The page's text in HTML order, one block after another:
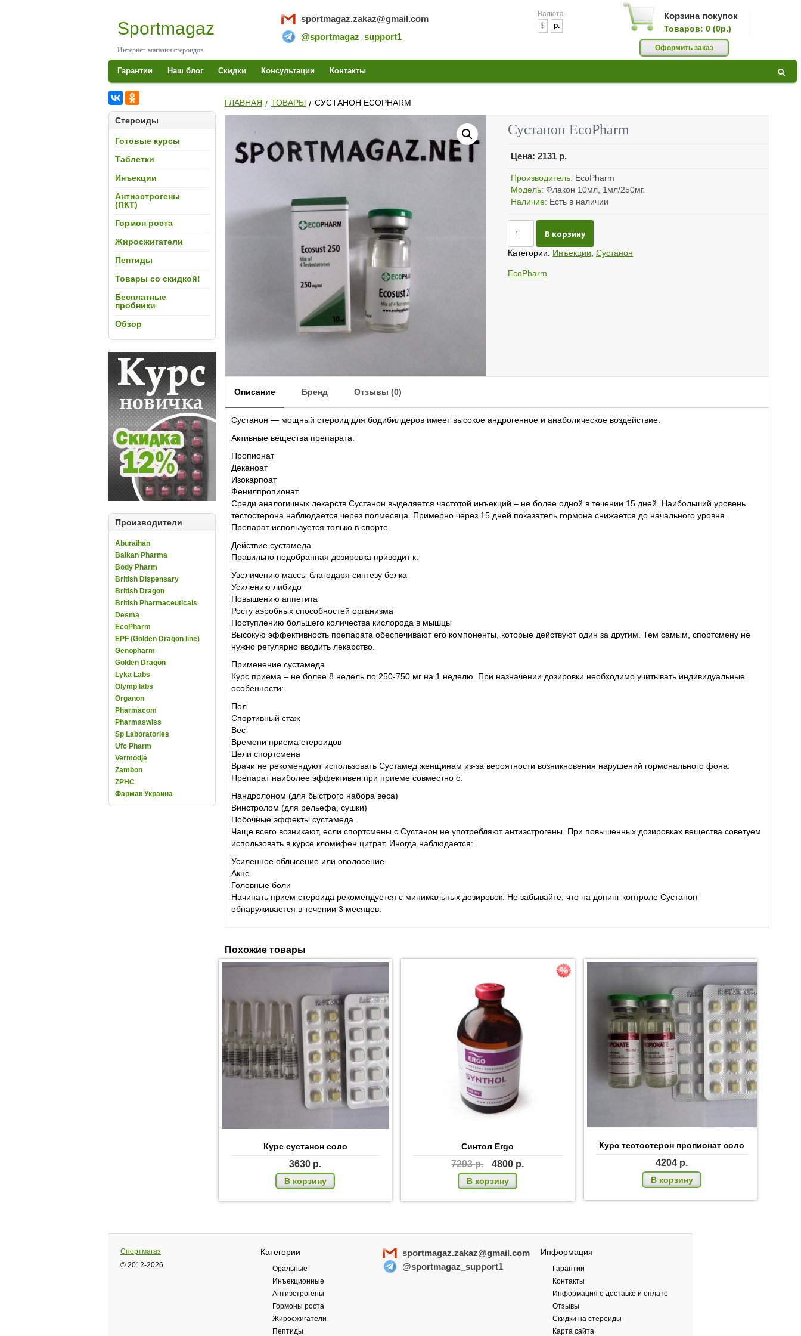
content
Sportmagaz
Интернет-магазин стероидов
sportmagaz.zakaz@gmail.com
@sportmagaz_support1
Валюта
$
p.
Корзина покупок
Товаров: 0 (0р.)
Оформить заказ
SPORTMAGAZ »
КУПИТЬ СТЕРОИДЫ,
ЗАКАЗАТЬ
АНАБОЛИКИ ПО
ПОЧТЕ
СПОРТМАГАЗ
Гарантии Наш блог Скидки Консультации Контакты
Стероиды
Готовые курсы
Таблетки
Инъекции
Антиэстрогены
(ПКТ)
Гормон роста
Жиросжигатели
Пептиды
Товары со скидкой!
Бесплатные
пробники
Обзор
Производители
Aburaihan
Balkan Pharma
Body Pharm
British Dispensary
British Dragon
British Pharmaceuticals
Desma
EcoPharm
EPF (Golden Dragon line)
Genopharm
Golden Dragon
Lyka Labs
Olymp labs
Organon
Pharmacom
Pharmaswiss
Sp Laboratories
Ufc Pharm
Vermodje
Zambon
ZPHC
Фармак Украина
ГЛАВНАЯ ТОВАРЫ СУСТАНОН ECOPHARM
Сустанон EcoPharm
Цена:2131 р.
Производитель: EcoPharm
Модель: Флакон 10мл, 1мл/250мг.
Наличие: Есть в наличии
Сустанон
EcoPharm
В корзину
Категории: Инъекции ,Сустанон
EcoPharm
Описание Бренд Отзывы (0)
Сустанон — мощный стероид для бодибилдеров имеет высокое андрогенное и анаболическое воздействие.
Активные вещества препарата:
Пропионат
Деканоат
Изокарпоат
Фенилпропионат
Среди аналогичных лекарств Сустанон выделяется частотой инъекций – не более одной в течении 15 дней. Наибольший уровень
тестостерона наблюдается через полмесяца. Примерно через 15 дней показатель гормона снижается до начального уровня.
Препарат используется только в спорте.
Действие сустамеда
Правильно подобранная дозировка приводит к:
Увеличению массы благодаря синтезу белка
Усилению либидо
Повышению аппетита
Росту аэробных способностей организма
Поступлению большего количества кислорода в мышцы
Высокую эффективность препарата обеспечивают его компоненты, которые действуют один за другим. Тем самым, спортсмену не
нужно регулярно вводить лекарство.
Применение сустамеда
Курс приема – не более 8 недель по 250-750 мг на 1 неделю. При назначении дозировки необходимо учитывать индивидуальные
особенности:
Пол
Спортивный стаж
Вес
Времени приема стероидов
Цели спортсмена
Врачи не рекомендуют использовать Сустамед женщинам из-за вероятности возникновения нарушений гормонального фона.
Препарат наиболее эффективен при приеме совместно с:
Нандролоном (для быстрого набора веса)
Винстролом (для рельефа, сушки)
Побочные эффекты сустамеда
Чаще всего возникают, если спортсмены с Сустанон не употребляют антиэстрогены. При повышенных дозировках вещества советуем
использовать в курсе кломифен цитрат. Иногда наблюдается:
Усиленное облысение или оволосение
Акне
Головные боли
Начинать прием стероида рекомендуется с минимальных дозировок. Не забывайте, что на допинг контроле Сустанон
обнаруживается в течении 3 месяцев.
Похожие товары
Курс сустанон соло
3630 р.
В корзину
Синтол Ergo
7293р. 4800 р.
В корзину
Курс тестостерон пропионат соло
4204 р.
В корзину
Информация
Гарантии
Контакты
Информация о доставке и оплате
Отзывы
Скидки на стероиды
Карта сайта
sportmagaz.zakaz@gmail.com
@sportmagaz_support1
Категории
Оральные
Инъекционные
Антиэстрогены
Гормоны роста
Жиросжигатели
Пептиды
Спортмагаз
© 2012-2026